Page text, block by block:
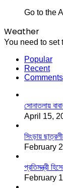
Go to the
Weather
You need to set
Popular
Recent
Comments
সোনাতলায়
April 15,
সিংড়ায়
February
প্রতিমন্ত্রী
February